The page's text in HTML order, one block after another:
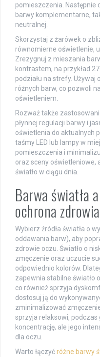
pomieszczenia. Następnie
barwy komplementarne,
neutralnej.
Skorzystaj z żarówek o
równomierne oświetlenie,
Zrezygnuj z mieszania
kontrastem, na przykład
podziału na strefy. Używaj
różnych barw, co pozwoli
oświetleniem.
Rozważ także
płynnej regulacji barwy i
oświetlenia do aktualnych
taśmy LED lub lampy w
pomieszczenia i
oraz sceny oświetleniowe,
światło w ciągu dnia.
Barwa światła
ochrona
Wybierz źródła światła o
oddawania barw), aby
zdrowie oczu. Światło o
zmęczenie oraz uczucie
odpowiednio kolorów.
zapewnia stabilne światło
co również sprzyja
dostosuj ją do
zminimalizować
sprzyja relaksowi,
koncentrację, ale jego
dla oczu.
Warto łączyćróżne barwy